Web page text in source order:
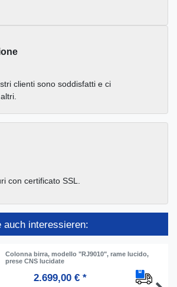
clienti sono soddisfatti e ci
con certificato SSL.
auch interessieren:
Colonna birra, modello "RJ9010", rame lucido,
prese CNS lucidate
2.699,00 € *